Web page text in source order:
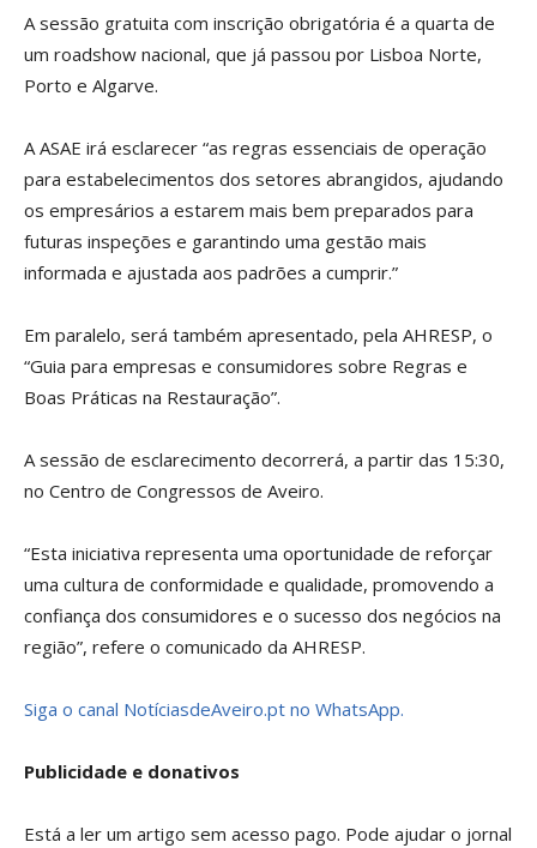
A sessão gratuita com inscrição obrigatória é a quarta de
um roadshow nacional, que já passou por Lisboa Norte,
Porto e Algarve.
A ASAE irá esclarecer “as regras essenciais de operação
para estabelecimentos dos setores abrangidos, ajudando
os empresários a estarem mais bem preparados para
futuras inspeções e garantindo uma gestão mais
informada e ajustada aos padrões a cumprir.”
Em paralelo, será também apresentado, pela AHRESP, o
“Guia para empresas e consumidores sobre Regras e
Boas Práticas na Restauração”.
A sessão de esclarecimento decorrerá, a partir das 15:30,
no Centro de Congressos de Aveiro.
“Esta iniciativa representa uma oportunidade de reforçar
uma cultura de conformidade e qualidade, promovendo a
confiança dos consumidores e o sucesso dos negócios na
região”, refere o comunicado da AHRESP.
Siga o canal NotíciasdeAveiro.pt no WhatsApp.
Publicidade e donativos
Está a ler um artigo sem acesso pago. Pode ajudar o jornal